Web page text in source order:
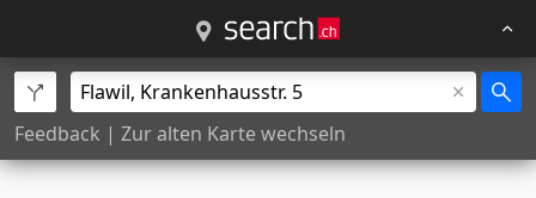
Feedback | Zur alten Karte wechseln